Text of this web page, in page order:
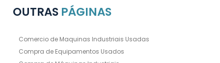
OUTRAS PÁGINAS
Comercio de Maquinas Industriais Usadas
Compra de Equipamentos Usados